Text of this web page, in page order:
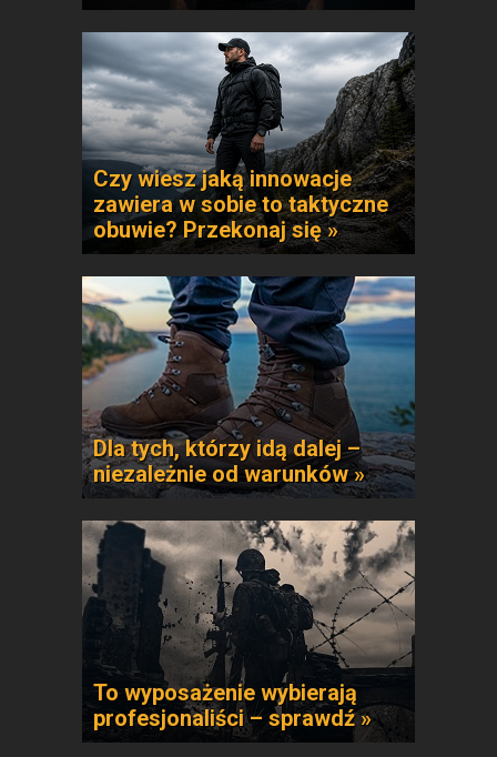
Czy wiesz jaką innowacje
zawiera w sobie to taktyczne
obuwie? Przekonaj się »
Dla tych, którzy idą dalej –
niezależnie od warunków »
To wyposażenie wybierają
profesjonaliści – sprawdź »